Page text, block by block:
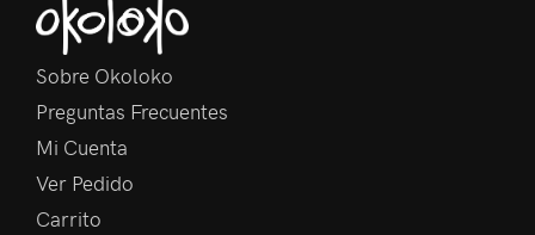
Sobre Okoloko
Preguntas Frecuentes
Mi Cuenta
Ver Pedido
Carrito